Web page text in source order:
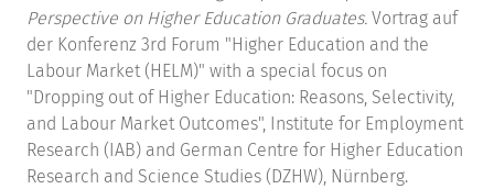
Perspective on Higher Education Graduates. Vortrag auf
der Konferenz 3rd Forum "Higher Education and the
Labour Market (HELM)" with a special focus on
"Dropping out of Higher Education: Reasons, Selectivity,
and Labour Market Outcomes", Institute for Employment
Research (IAB) and German Centre for Higher Education
Research and Science Studies (DZHW), Nürnberg.